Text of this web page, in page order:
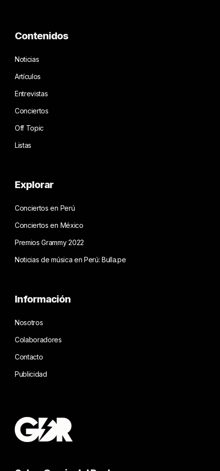
Contenidos
Noticias
Artículos
Entrevistas
Conciertos
Off Topic
Listas
Explorar
Conciertos en Perú
Conciertos en México
Premios Grammy 2022
Noticias de música en Perú: Bulla.pe
Información
Nosotros
Colaboradores
Contacto
Publicidad